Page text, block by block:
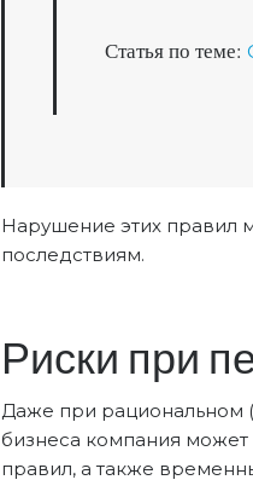
Статья по теме:
Нарушение этих правил
последствиям.
Риски при
Даже при рациональном
бизнеса компания может
правил, а также